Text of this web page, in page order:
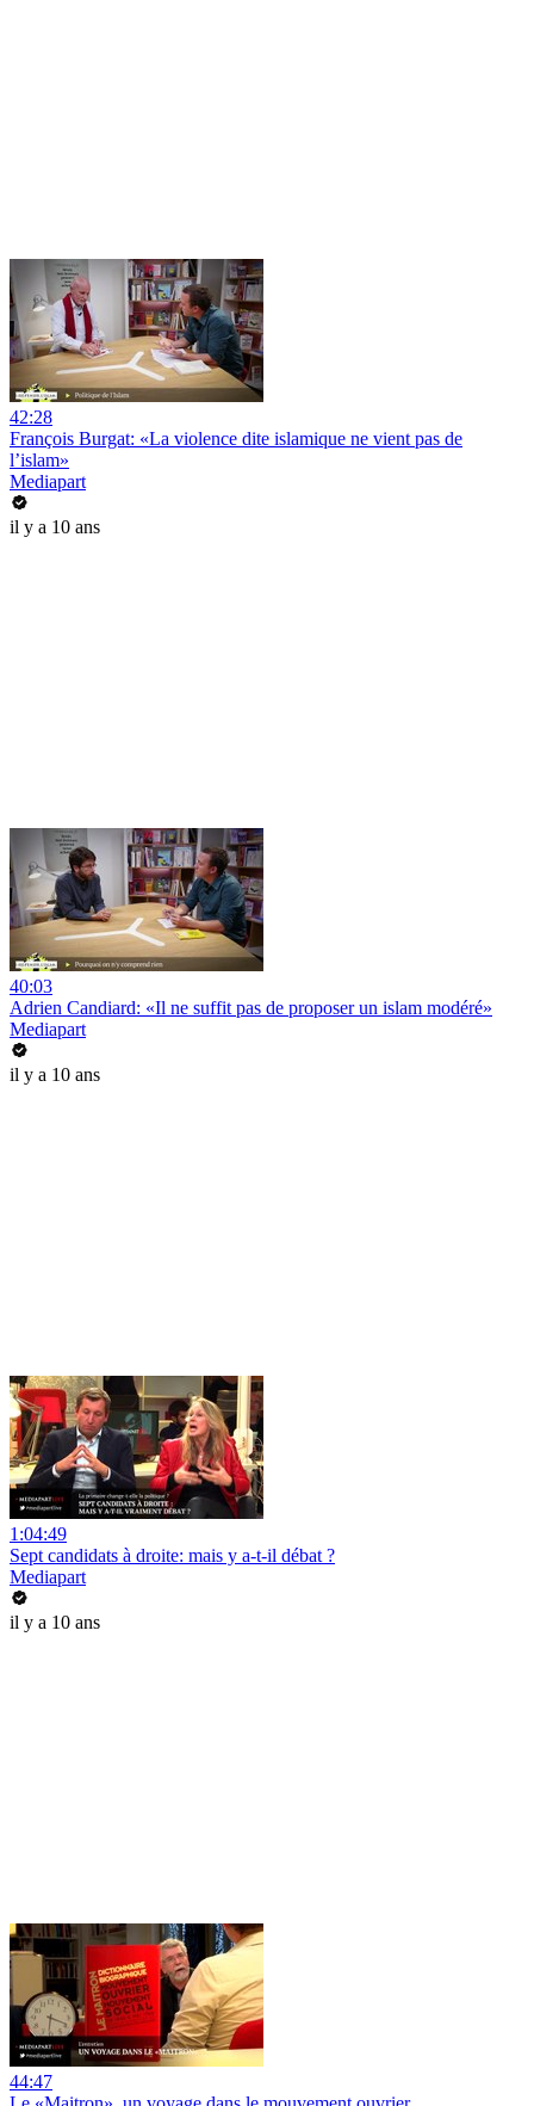
42:28
François Burgat: «La violence dite islamique ne vient pas de
l’islam»
Mediapart
il y a 10 ans
40:03
Adrien Candiard: «Il ne suffit pas de proposer un islam modéré»
Mediapart
il y a 10 ans
1:04:49
Sept candidats à droite: mais y a-t-il débat ?
Mediapart
il y a 10 ans
44:47